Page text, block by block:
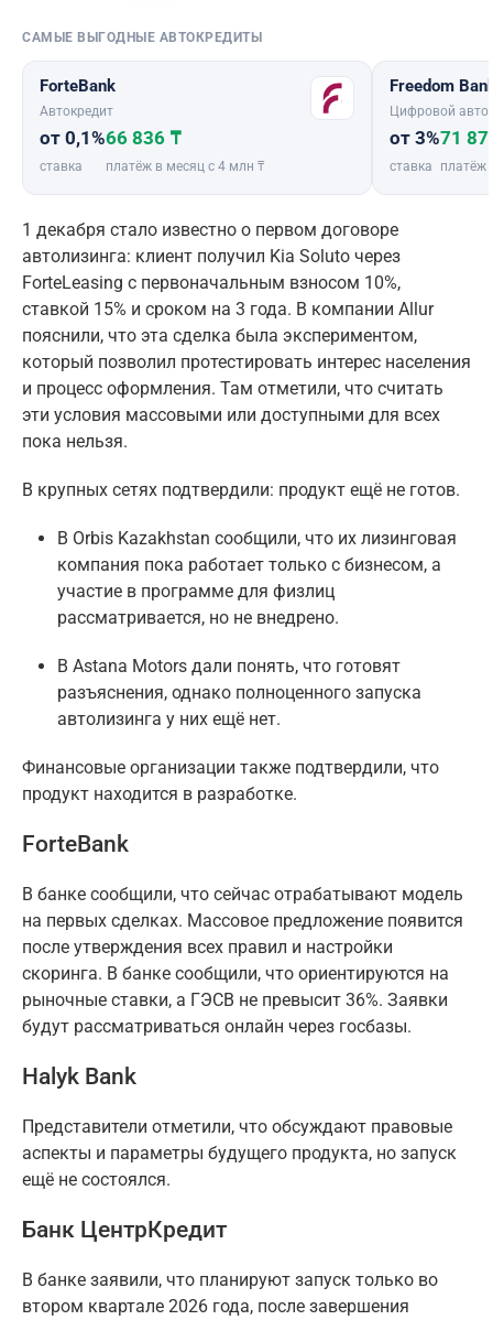
САМЫЕ ВЫГОДНЫЕ АВТОКРЕДИТЫ
ForteBank
Автокредит
от 0,1%
ставка
66 836 ₸
платёж в месяц с 4 млн ₸
Freedom
Цифровой
от 3%
ставка
71
платёж
1 декабря стало известно о первом договоре
автолизинга: клиент получил Kia Soluto через
ForteLeasing с первоначальным взносом 10%,
ставкой 15% и сроком на 3 года. В компании Allur
пояснили, что эта сделка была экспериментом,
который позволил протестировать интерес населения
и процесс оформления. Там отметили, что считать
эти условия массовыми или доступными для всех
пока нельзя.
В крупных сетях подтвердили: продукт ещё не готов.
В Orbis Kazakhstan сообщили, что их лизинговая
компания пока работает только с бизнесом, а
участие в программе для физлиц
рассматривается, но не внедрено.
В Astana Motors дали понять, что готовят
разъяснения, однако полноценного запуска
автолизинга у них ещё нет.
Финансовые организации также подтвердили, что
продукт находится в разработке.
ForteBank
В банке сообщили, что сейчас отрабатывают модель
на первых сделках. Массовое предложение появится
после утверждения всех правил и настройки
скоринга. В банке сообщили, что ориентируются на
рыночные ставки, а ГЭСВ не превысит 36%. Заявки
будут рассматриваться онлайн через госбазы.
Halyk Bank
Представители отметили, что обсуждают правовые
аспекты и параметры будущего продукта, но запуск
ещё не состоялся.
Банк ЦентрКредит
В банке заявили, что планируют запуск только во
втором квартале 2026 года, после завершения